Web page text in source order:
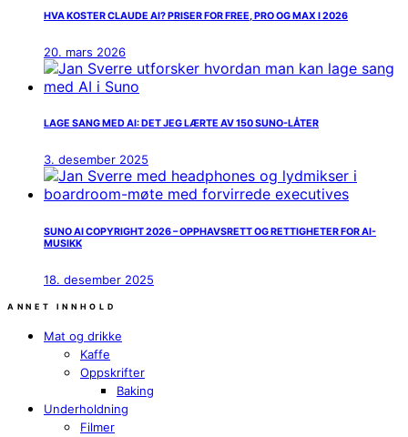
HVA KOSTER CLAUDE AI? PRISER FOR FREE, PRO OG MAX I 2026
20. mars 2026
LAGE SANG MED AI: DET JEG LÆRTE AV 150 SUNO-LÅTER
3. desember 2025
SUNO AI COPYRIGHT 2026 – OPPHAVSRETT OG RETTIGHETER FOR AI-
MUSIKK
18. desember 2025
ANNET INNHOLD
Mat og drikke
Kaffe
Oppskrifter
Baking
Underholdning
Filmer